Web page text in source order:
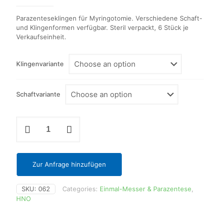
Parazenteseklingen für Myringotomie. Verschiedene Schaft-
und Klingenformen verfügbar. Steril verpackt, 6 Stück je
Verkaufseinheit.
Klingenvariante
Schaftvariante
(Myringotomie)
Zur Anfrage hinzufügen
SKU: 062 Categories: Einmal-Messer & Parazentese
HNO